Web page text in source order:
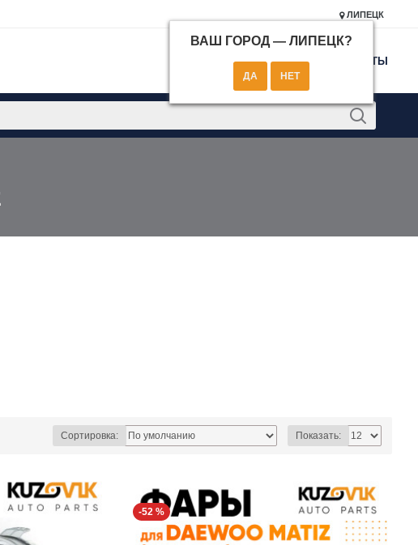
ЛИПЕЦК
ВАШ ГОРОД — ЛИПЕЦК?
КОНТАКТЫ
Сортировка: Показать:
-52 %